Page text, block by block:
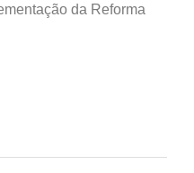
da Reforma